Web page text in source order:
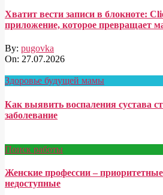
Хватит вести записи в блокноте:
приложение, которое превращает
By: pugovka
On: 27.07.2026
Здоровье будущей мамы
Как выявить воспаления сустава
заболевание
Поиск работы
Женские профессии –
недоступные